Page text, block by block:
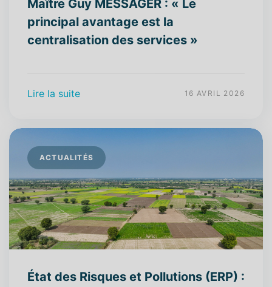
Maître Guy MESSAGER : « Le
principal avantage est la
centralisation des services »
Lire la suite 16 AVRIL 2026
ACTUALITÉS
État des Risques et Pollutions (ERP) :